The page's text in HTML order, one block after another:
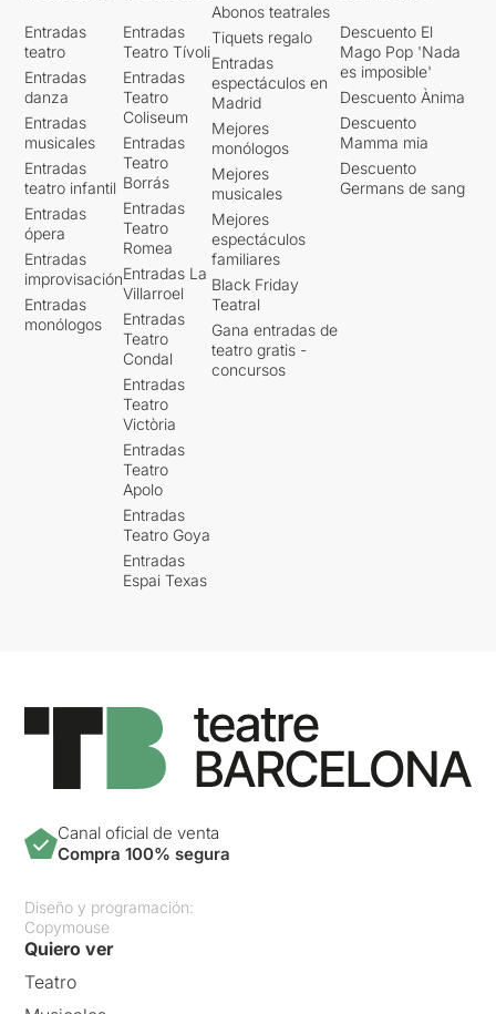
Entradas
teatro
Entradas
danza
Entradas
musicales
Entradas
teatro infantil
Entradas
ópera
Entradas
improvisación
Entradas
monólogos
Entradas
Teatro Tívoli
Entradas
Teatro
Coliseum
Entradas
Teatro
Borrás
Entradas
Teatro
Romea
Entradas La
Villarroel
Entradas
Teatro
Condal
Entradas
Teatro
Victòria
Entradas
Teatro
Apolo
Entradas
Teatro Goya
Entradas
Espai Texas
Abonos teatrales
Tiquets regalo
Entradas
espectáculos en
Madrid
Mejores
monólogos
Mejores
musicales
Mejores
espectáculos
familiares
Black Friday
Teatral
Gana entradas de
teatro gratis -
concursos
Descuento El
Mago Pop 'Nada
es imposible'
Descuento Ànima
Descuento
Mamma mia
Descuento
Germans de sang
Canal oficial de venta
Compra 100% segura
Diseño y programación:
Copymouse
Quiero ver
Teatro